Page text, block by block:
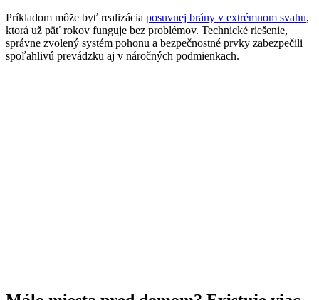
Príkladom môže byť realizácia posuvnej brány v extrémnom svahu,
ktorá už päť rokov funguje bez problémov. Technické riešenie,
správne zvolený systém pohonu a bezpečnostné prvky zabezpečili
spoľahlivú prevádzku aj v náročných podmienkach.